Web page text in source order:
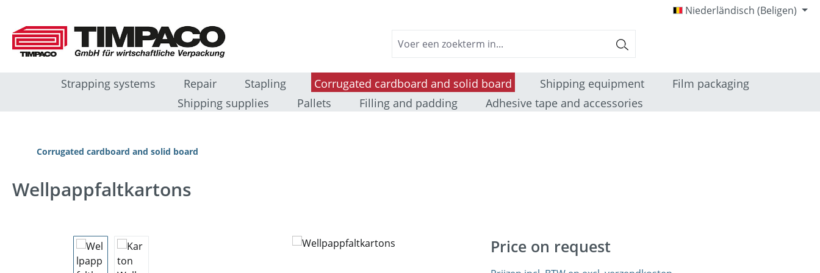
Niederländisch (Beligen)
Strapping systems Repair Stapling Corrugated cardboard and solid board Shipping equipment
Film packaging
Shipping supplies
Pallets Filling and padding Adhesive tape and accessories
Corrugated cardboard and solid board
Wellpappfaltkartons
Afbeeldingengalerij overslaan Price on request